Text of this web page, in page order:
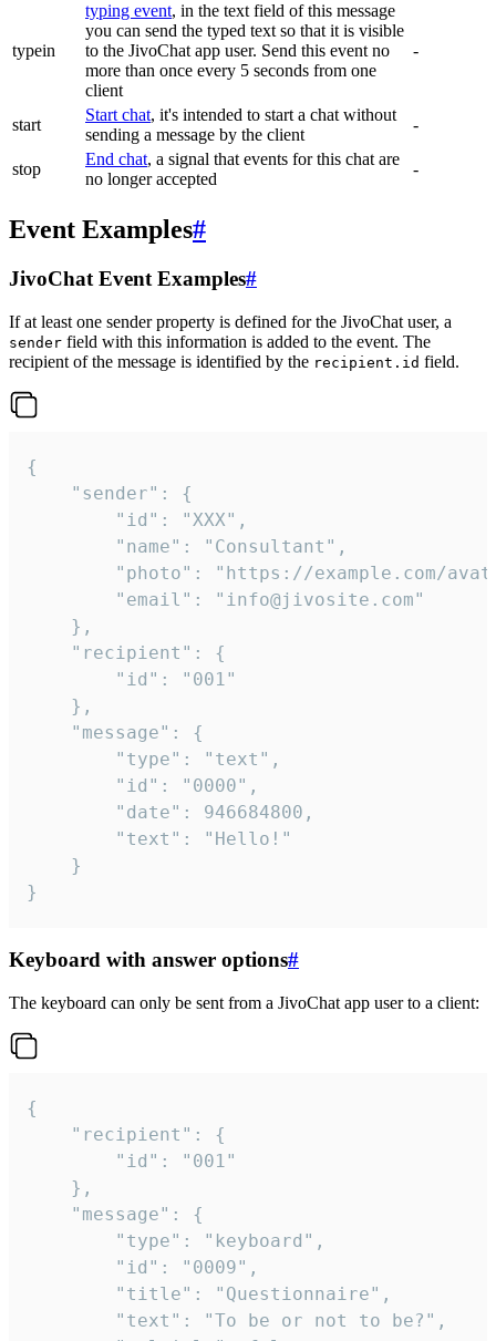
typein
typing event, in the text field of this message
you can send the typed text so that it is visible
to the JivoChat app user. Send this event no
more than once every 5 seconds from one
client
-
start
Start chat, it's intended to start a chat without
sending a message by the client
-
stop
End chat, a signal that events for this chat are
no longer accepted
-
Event Examples#
JivoChat Event Examples#
If at least one sender property is defined for the JivoChat user, a
sender field with this information is added to the event. The
recipient of the message is identified by the recipient.id field.
{
}
Keyboard with answer options#
The keyboard can only be sent from a JivoChat app user to a client:
{